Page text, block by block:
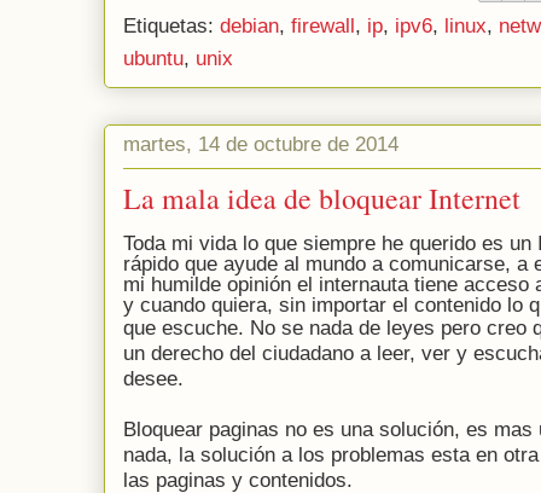
Etiquetas: debian, firewall, ip, ipv6, linux,
ubuntu, unix
martes, 14 de octubre de 2014
La mala idea de bloquear Internet
Toda mi vida lo que siempre he querido es
rápido que ayude al mundo a comunicarse,
mi humilde opinión el internauta tiene acceso
y cuando quiera, sin importar el contenido lo
que escuche. No se nada de leyes pero creo
un derecho del ciudadano a leer, ver y
desee.
Bloquear paginas no es una solución, es
nada, la solución a los problemas esta en
las paginas y contenidos.